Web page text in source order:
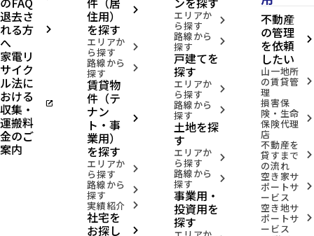
退去さ
れる方
へ
arrow_forward_ios
家電リ
サイク
ル法に
おける
収集・
運搬料
金のご
案内
open_in_new
住用）
を探す
arrow_forward_ios
エリアか
ら探す arrow_forward_ios
路線から
探す arrow_forward_ios
賃貸物
件（テ
ナン
ト・事
業用）
を探す
arrow_forward_ios
エリアか
ら探す arrow_forward_ios
路線から
探す arrow_forward_ios
実績紹介 arrow_forward_ios
社宅を
お探し arrow_forward_ios
エリアか
ら探す arrow_forward_ios
路線から
探す arrow_forward_ios
戸建てを
探す
エリアか
ら探す arrow_forward_ios
路線から
探す arrow_forward_ios
土地を探
す
エリアか
ら探す arrow_forward_ios
路線から
探す arrow_forward_ios
事業用・
投資用を
探す
不動産
の管理
を依頼
したい
arrow_forward_ios
山一地所
の賃貸管
理
arrow_forward_ios
損害保
険・生命
保険代理
店
arrow_forward_ios
不動産を
貸すまで
の流れ
arrow_forward_ios
空き家サ
ポートサ
ービス
arrow_forward_ios
空き地サ
ポートサ
ービス
arrow_forward_ios